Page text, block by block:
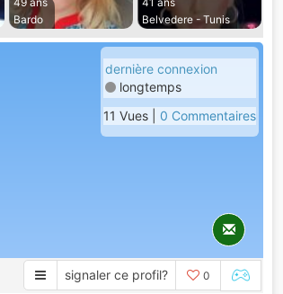
Bardo
Belvedere - Tunis
dernière connexion
longtemps
11 Vues | 0 Commentaires
signaler ce profil? 0